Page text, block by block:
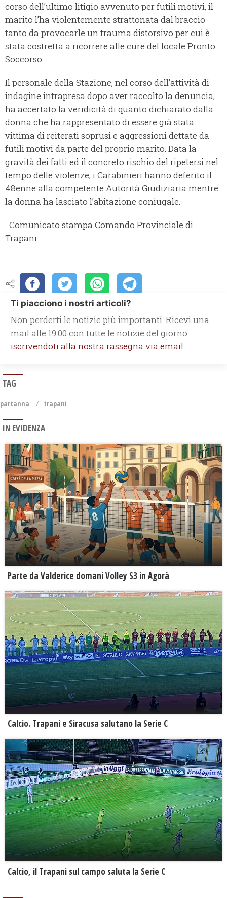
corso dell’ultimo litigio avvenuto per futili motivi, il
marito l’ha violentemente strattonata dal braccio
tanto da provocarle un trauma distorsivo per cui è
stata costretta a ricorrere alle cure del locale Pronto
Soccorso.
Il personale della Stazione, nel corso dell’attività di
indagine intrapresa dopo aver raccolto la denuncia,
ha accertato la veridicità di quanto dichiarato dalla
donna che ha rappresentato di essere già stata
vittima di reiterati soprusi e aggressioni dettate da
futili motivi da parte del proprio marito. Data la
gravità dei fatti ed il concreto rischio del ripetersi nel
tempo delle violenze, i Carabinieri hanno deferito il
48enne alla competente Autorità Giudiziaria mentre
la donna ha lasciato l’abitazione coniugale.
Comunicato stampa Comando Provinciale di
Trapani
Ti piacciono i nostri articoli?
Non perderti le notizie più importanti. Ricevi una
mail alle 19.00 con tutte le notizie del giorno
iscrivendoti alla nostra rassegna via email.
TAG
partanna trapani
IN EVIDENZA
Parte da Valderice domani Volley S3 in Agorà
Calcio. Trapani e Siracusa salutano la Serie C
Calcio, il Trapani sul campo saluta la Serie C